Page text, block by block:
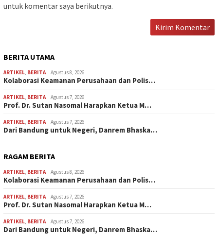
untuk komentar saya berikutnya.
BERITA UTAMA
ARTIKEL, BERITA Agustus 8, 2026
Kolaborasi Keamanan Perusahaan dan Polis…
ARTIKEL, BERITA Agustus 7, 2026
Prof. Dr. Sutan Nasomal Harapkan Ketua M…
ARTIKEL, BERITA Agustus 7, 2026
Dari Bandung untuk Negeri, Danrem Bhaska…
RAGAM BERITA
ARTIKEL, BERITA Agustus 8, 2026
Kolaborasi Keamanan Perusahaan dan Polis…
ARTIKEL, BERITA Agustus 7, 2026
Prof. Dr. Sutan Nasomal Harapkan Ketua M…
ARTIKEL, BERITA Agustus 7, 2026
Dari Bandung untuk Negeri, Danrem Bhaska…